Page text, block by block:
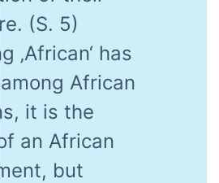
(S. 5)
‚African‘ has
among African
it is the
an African
but